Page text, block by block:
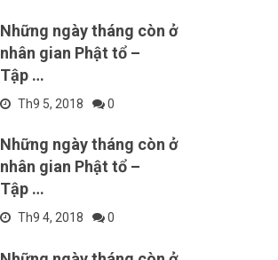
Những ngày tháng còn ở
nhân gian Phật tổ –
Tập …
Th9 5, 2018 0
Những ngày tháng còn ở
nhân gian Phật tổ –
Tập …
Th9 4, 2018 0